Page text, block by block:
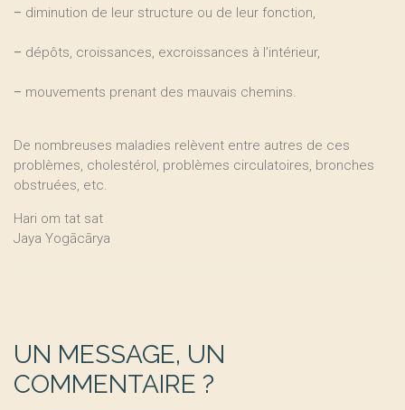
– diminution de leur structure ou de leur fonction,
– dépôts, croissances, excroissances à l’intérieur,
– mouvements prenant des mauvais chemins.
De nombreuses maladies relèvent entre autres de ces
problèmes, cholestérol, problèmes circulatoires, bronches
obstruées, etc.
Hari om tat sat
Jaya Yogācārya
UN MESSAGE, UN
COMMENTAIRE ?